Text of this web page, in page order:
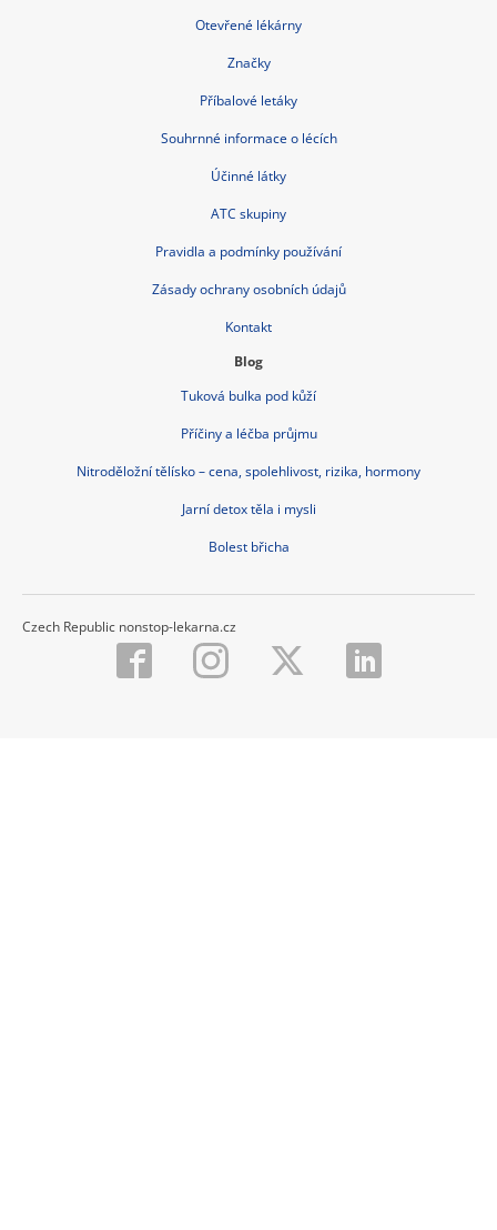
Otevřené lékárny
Značky
Příbalové letáky
Souhrnné informace o lécích
Účinné látky
ATC skupiny
Pravidla a podmínky používání
Zásady ochrany osobních údajů
Kontakt
Blog
Tuková bulka pod kůží
Příčiny a léčba průjmu
Nitroděložní tělísko – cena, spolehlivost, rizika, hormony
Jarní detox těla i mysli
Bolest břicha
Czech Republic nonstop-lekarna.cz